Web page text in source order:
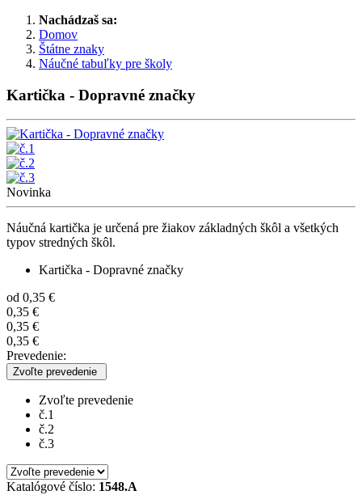
Nachádzaš sa:
Domov
Štátne znaky
Náučné tabuľky pre školy
Kartička - Dopravné značky
Novinka
Náučná kartička je určená pre žiakov základných škôl a všetkých
typov stredných škôl.
Kartička - Dopravné značky
od 0,35 €
0,35 €
0,35 €
0,35 €
Prevedenie:
Zvoľte prevedenie
Zvoľte prevedenie
č.1
č.2
č.3
Katalógové číslo: 1548.A